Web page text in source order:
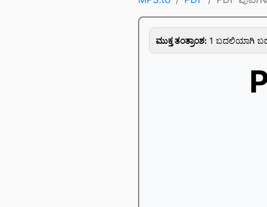
ಮುಕ್ತ ತಂತ್ರಾಂಶ: 1 ಬದಲಿಯಾಗಿ